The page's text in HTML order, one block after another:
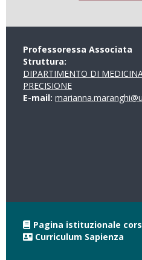
Professoressa Associata
Struttura:
DIPARTIMENTO DI
PRECISIONE
E-mail:
Pagina istituzionale
Curriculum Sapienza